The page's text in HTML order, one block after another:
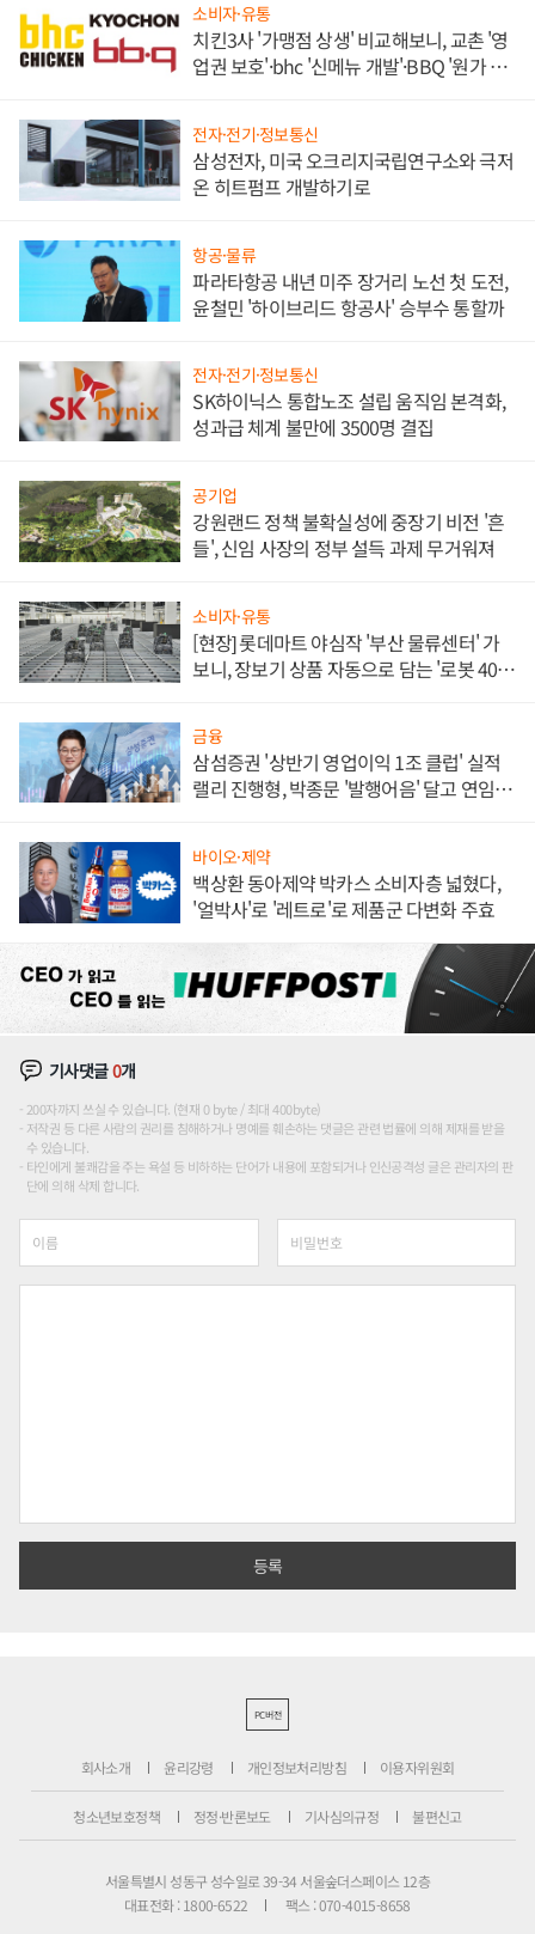
소비자·유통
치킨3사 '가맹점 상생' 비교해보니, 교촌 '영
업권 보호'·bhc '신메뉴 개발'·BBQ '원가 부
전자·전기·정보통신
삼성전자, 미국 오크리지국립연구소와 극저
온 히트펌프 개발하기로
항공·물류
파라타항공 내년 미주 장거리 노선 첫 도전,
윤철민 '하이브리드 항공사' 승부수 통할까
전자·전기·정보통신
SK하이닉스 통합노조 설립 움직임 본격화,
성과급 체계 불만에 3500명 결집
공기업
강원랜드 정책 불확실성에 중장기 비전 '흔
들', 신임 사장의 정부 설득 과제 무거워져
소비자·유통
[현장] 롯데마트 야심작 '부산 물류센터' 가
보니, 장보기 상품 자동으로 담는 '로봇 400
금융
삼섬증권 '상반기 영업이익 1조 클럽' 실적
랠리 진행형, 박종문 '발행어음' 달고 연임 향
바이오·제약
백상환 동아제약 박카스 소비자층 넓혔다,
'얼박사'로 '레트로'로 제품군 다변화 주효
기사댓글0개
200자까지 쓰실 수 있습니다. (현재 0 byte / 최대 400byte)
저작권 등 다른 사람의 권리를 침해하거나 명예를 훼손하는 댓글은 관련 법률에 의해 제재를 받을
수 있습니다.
타인에게 불쾌감을 주는 욕설 등 비하하는 단어가 내용에 포함되거나 인신공격성 글은 관리자의 판
단에 의해 삭제 합니다.
PC버전
회사소개 윤리강령 개인정보처리방침 이용자위원회
청소년보호정책 정정·반론보도 기사심의규정 불편신고
서울특별시 성동구 성수일로 39-34 서울숲더스페이스 12층
대표전화 : 1800-6522
팩스 : 070-4015-8658